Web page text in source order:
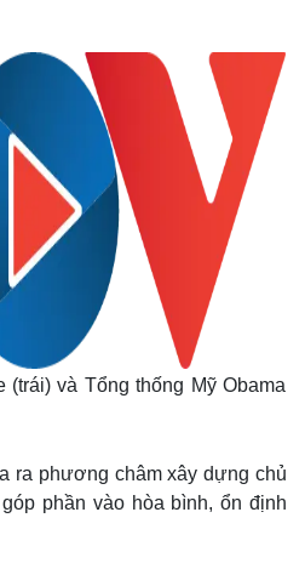
và Tổng thống Mỹ Obama
ra phương châm xây dựng chủ
phần vào hòa bình, ổn định